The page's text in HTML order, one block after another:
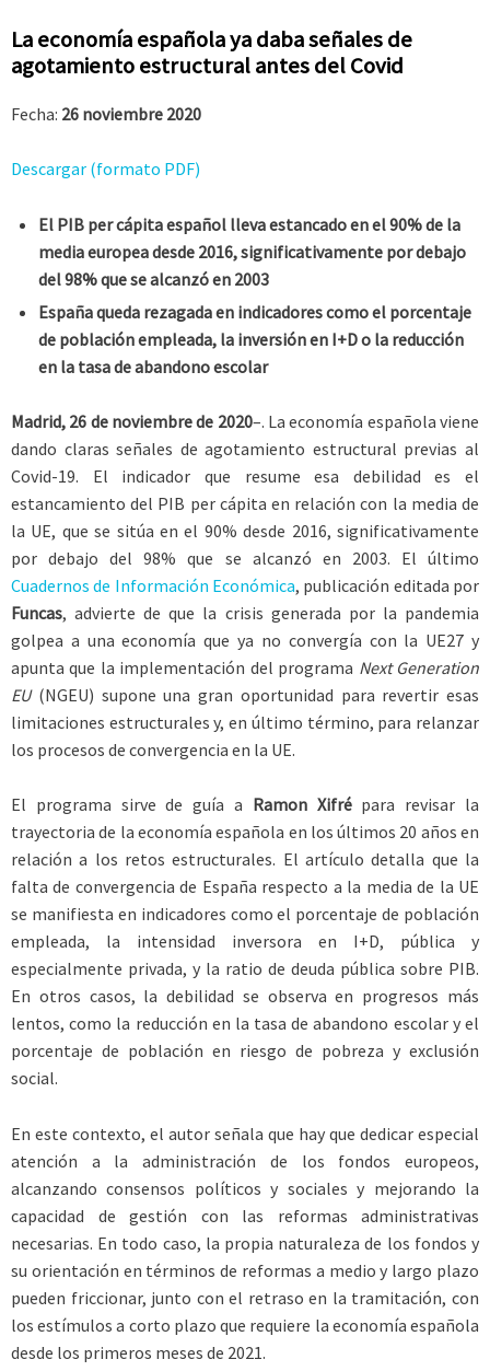
La economía española ya daba señales de
agotamiento estructural antes del Covid
Fecha: 26 noviembre 2020
Descargar (formato PDF)
El PIB per cápita español lleva estancado en el 90% de la
media europea desde 2016, significativamente por debajo
del 98% que se alcanzó en 2003
España queda rezagada en indicadores como el porcentaje
de población empleada, la inversión en I+D o la reducción
en la tasa de abandono escolar
Madrid, 26 de noviembre de 2020–. La economía española viene
dando claras señales de agotamiento estructural previas al
Covid-19. El indicador que resume esa debilidad es el
estancamiento del PIB per cápita en relación con la media de
la UE, que se sitúa en el 90% desde 2016, significativamente
por debajo del 98% que se alcanzó en 2003. El último
Cuadernos de Información Económica, publicación editada por
Funcas, advierte de que la crisis generada por la pandemia
golpea a una economía que ya no convergía con la UE27 y
apunta que la implementación del programa Next Generation
EU(NGEU) supone una gran oportunidad para revertir esas
limitaciones estructurales y, en último término, para relanzar
los procesos de convergencia en la UE.
El programa sirve de guía a Ramon Xifrépara revisar la
trayectoria de la economía española en los últimos 20 años en
relación a los retos estructurales. El artículo detalla que la
falta de convergencia de España respecto a la media de la UE
se manifiesta en indicadores como el porcentaje de población
empleada, la intensidad inversora en I+D, pública y
especialmente privada, y la ratio de deuda pública sobre PIB.
En otros casos, la debilidad se observa en progresos más
lentos, como la reducción en la tasa de abandono escolar y el
porcentaje de población en riesgo de pobreza y exclusión
social.
En este contexto, el autor señala que hay que dedicar especial
atención a la administración de los fondos europeos,
alcanzando consensos políticos y sociales y mejorando la
capacidad de gestión con las reformas administrativas
necesarias. En todo caso, la propia naturaleza de los fondos y
su orientación en términos de reformas a medio y largo plazo
pueden friccionar, junto con el retraso en la tramitación, con
los estímulos a corto plazo que requiere la economía española
desde los primeros meses de 2021.